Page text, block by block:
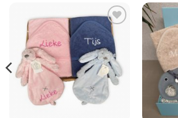
Toevoegen
aan
verlanglijst